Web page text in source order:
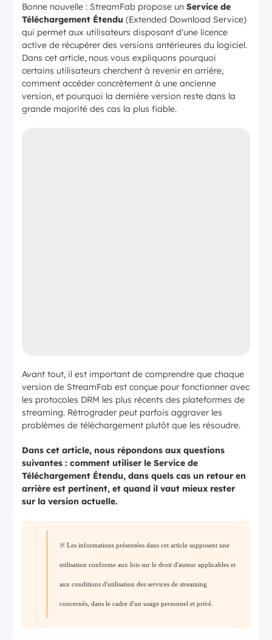
Bonne nouvelle : StreamFab propose unService de
Téléchargement Étendu (Extended Download Service)
qui permet aux utilisateurs disposant d'une licence
active de récupérer des versions antérieures du logiciel.
Dans cet article, nous vous expliquons pourquoi
certains utilisateurs cherchent à revenir en arrière,
comment accéder concrètement à une ancienne
version, et pourquoi la dernière version reste dans la
grande majorité des cas la plus fiable.
Avant tout, il est important de comprendre que chaque
version de StreamFab est conçue pour fonctionner avec
les protocoles DRM les plus récents des plateformes de
streaming. Rétrograder peut parfoisaggraver les
problèmes de téléchargement plutôt que les résoudre.
Dans cet article, nous répondons aux questions
suivantes : comment utiliser le Service de
Téléchargement Étendu, dans quels cas un retour en
arrière est pertinent, et quand il vaut mieux rester
sur la version actuelle.
※ Les informations présentées dans cet article supposent une
utilisation conforme aux lois sur le droit d'auteur applicables et
aux conditions d'utilisation des services de streaming
concernés, dans le cadre d'un usage personnel et privé.